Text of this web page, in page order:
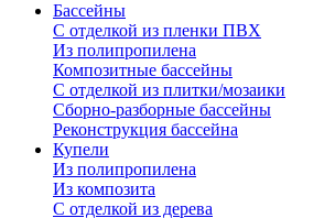
Бассейны
С отделкой из пленки ПВХ
Из полипропилена
Композитные бассейны
С отделкой из плитки/мозаики
Сборно-разборные бассейны
Реконструкция бассейна
Купели
Из полипропилена
Из композита
С отделкой из дерева